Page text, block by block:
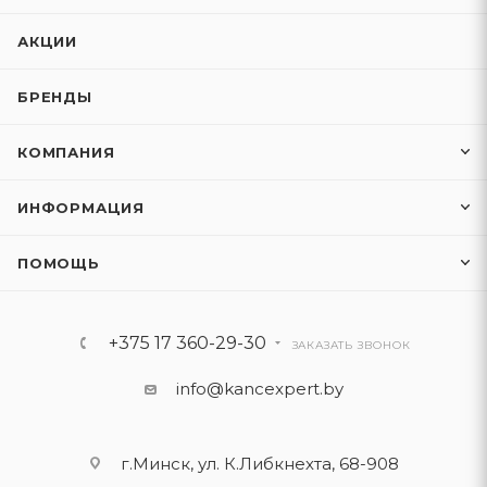
АКЦИИ
БРЕНДЫ
КОМПАНИЯ
ИНФОРМАЦИЯ
ПОМОЩЬ
+375 17 360-29-30 ЗАКАЗАТЬ ЗВОНОК
info@kancexpert.by
г.Минск, ул. К.Либкнехта, 68-908